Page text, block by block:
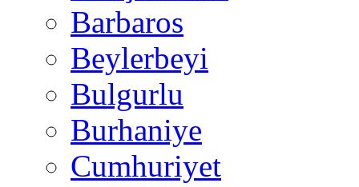
Barbaros
Beylerbeyi
Bulgurlu
Burhaniye
Cumhuriyet